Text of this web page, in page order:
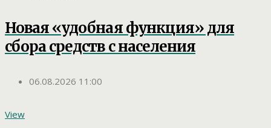
Новая «удобная функция» для
сбора средств с населения
06.08.2026 11:00
View